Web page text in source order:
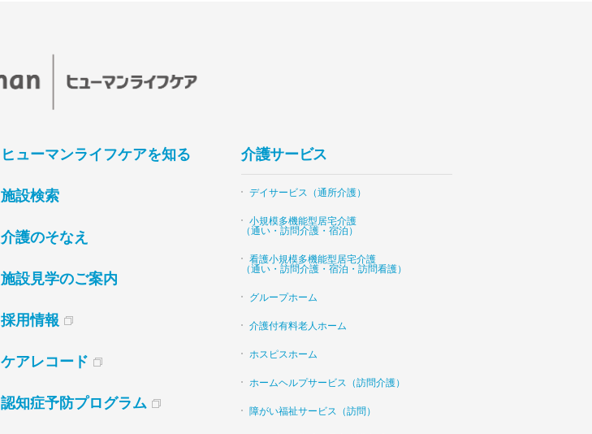
ヒューマンライフケアを知る
施設検索
介護のそなえ
施設見学のご案内
採用情報
ケアレコード
認知症予防プログラム
介護サービス
デイサービス（通所介護）
小規模多機能型居宅介護
（通い・訪問介護・宿泊）
看護小規模多機能型居宅介護
（通い・訪問介護・宿泊・訪問看護）
グループホーム
介護付有料老人ホーム
ホスピスホーム
ホームヘルプサービス（訪問介護）
障がい福祉サービス（訪問）